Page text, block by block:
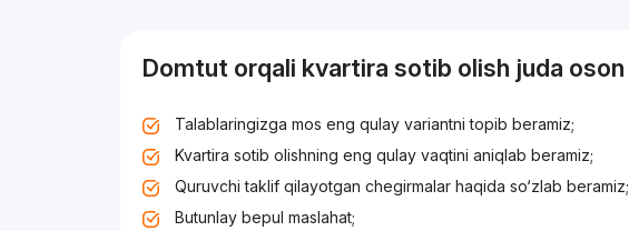
Domtut orqali kvartira sotib olish juda oson
Talablaringizga mos eng qulay variantni topib beramiz;
Kvartira sotib olishning eng qulay vaqtini aniqlab beramiz;
Quruvchi taklif qilayotgan chegirmalar haqida so‘zlab beramiz;
Butunlay bepul maslahat;